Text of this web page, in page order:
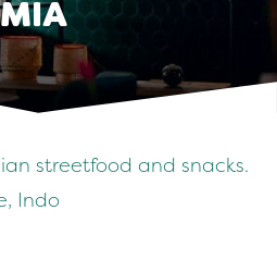
MIA
streetfood and snacks.
Indo